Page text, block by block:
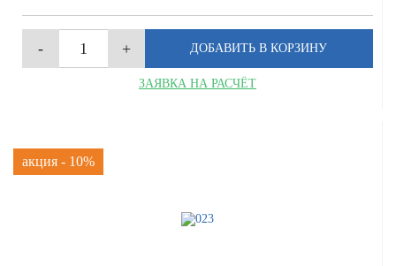
ЗАЯВКА НА РАСЧЁТ
акция - 10%